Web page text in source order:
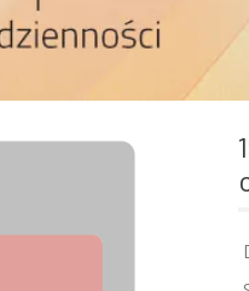
1930/Glas Ściemniacz obrotowy komfort, biały,